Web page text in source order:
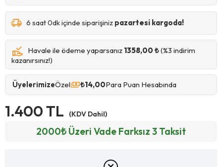
6 saat 0dk içinde siparişiniz pazartesi kargoda!
Havale ile ödeme yaparsanız 1358,00 ₺(%3 indirim
kazanırsınız!)
ÜyelerimizeÖzel ₺14,00Para Puan Hesabında
1.400 TL (KDV Dahil)
2000₺ Üzeri Vade Farksız 3 Taksit